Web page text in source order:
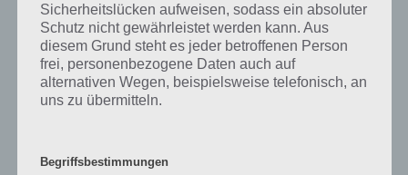
Auf WhatsApp teilen Teilen auf Facebook
Tweet auf Twitter
Sicherheitslücken aufweisen, sodass ein absoluter
Schutz nicht gewährleistet werden kann. Aus
diesem Grund steht es jeder betroffenen Person
frei, personenbezogene Daten auch auf
alternativen Wegen, beispielsweise telefonisch, an
uns zu übermitteln.
Begriffsbestimmungen